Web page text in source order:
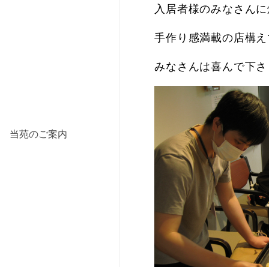
当苑のご案内
入居者様のみなさん
手作り感満載の店構
みなさんは喜んで下